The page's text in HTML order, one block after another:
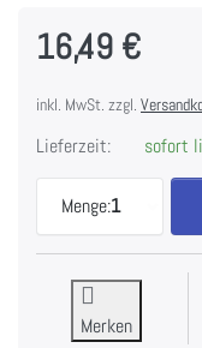
16,49 €
inkl. MwSt. zzgl.
Lieferzeit: sofort
Menge:1
Merken